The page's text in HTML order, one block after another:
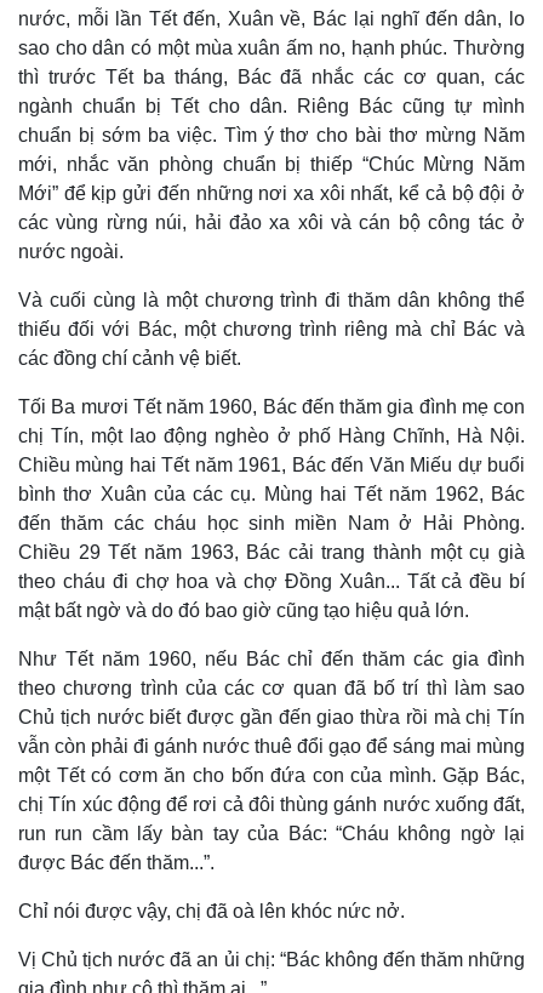
Pháp luật
Vụ án
Tư vấn luật
Quân sự - Quốc phòng
Vũ khí
Việt Nam
Phân tích
Bóng đá
Lịch thi đấu bóng đá
Thế giới thể thao
eSports
Hậu trường
Ô tô
Xe máy
Tư vấn
nước, mỗi lần Tết đến, Xuân về, Bác lại nghĩ đến dân, lo
sao cho dân có một mùa xuân ấm no, hạnh phúc. Thường
thì trước Tết ba tháng, Bác đã nhắc các cơ quan, các
ngành chuẩn bị Tết cho dân. Riêng Bác cũng tự mình
chuẩn bị sớm ba việc. Tìm ý thơ cho bài thơ mừng Năm
mới, nhắc văn phòng chuẩn bị thiếp “Chúc Mừng Năm
Mới” để kịp gửi đến những nơi xa xôi nhất, kể cả bộ đội ở
các vùng rừng núi, hải đảo xa xôi và cán bộ công tác ở
nước ngoài.
Và cuối cùng là một chương trình đi thăm dân không thể
thiếu đối với Bác, một chương trình riêng mà chỉ Bác và
các đồng chí cảnh vệ biết.
Tối Ba mươi Tết năm 1960, Bác đến thăm gia đình mẹ con
chị Tín, một lao động nghèo ở phố Hàng Chĩnh, Hà Nội.
Chiều mùng hai Tết năm 1961, Bác đến Văn Miếu dự buổi
bình thơ Xuân của các cụ. Mùng hai Tết năm 1962, Bác
đến thăm các cháu học sinh miền Nam ở Hải Phòng.
Chiều 29 Tết năm 1963, Bác cải trang thành một cụ già
theo cháu đi chợ hoa và chợ Đồng Xuân... Tất cả đều bí
mật bất ngờ và do đó bao giờ cũng tạo hiệu quả lớn.
Như Tết năm 1960, nếu Bác chỉ đến thăm các gia đình
theo chương trình của các cơ quan đã bố trí thì làm sao
Chủ tịch nước biết được gần đến giao thừa rồi mà chị Tín
vẫn còn phải đi gánh nước thuê đổi gạo để sáng mai mùng
một Tết có cơm ăn cho bốn đứa con của mình. Gặp Bác,
chị Tín xúc động để rơi cả đôi thùng gánh nước xuống đất,
run run cầm lấy bàn tay của Bác: “Cháu không ngờ lại
được Bác đến thăm...”.
Chỉ nói được vậy, chị đã oà lên khóc nức nở.
Vị Chủ tịch nước đã an ủi chị: “Bác không đến thăm những
gia đình như cô thì thăm ai...”